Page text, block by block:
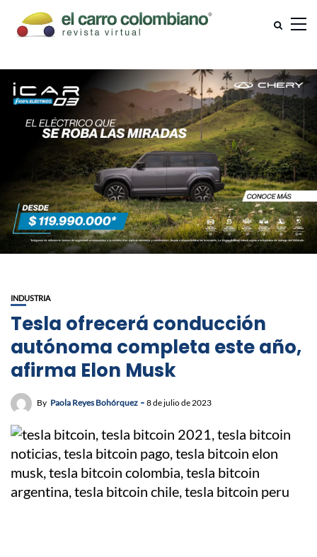
INDUSTRIA
Tesla ofrecerá conducción
autónoma completa este año,
afirma Elon Musk
By Paola Reyes Bohórquez 8 de julio de 2023